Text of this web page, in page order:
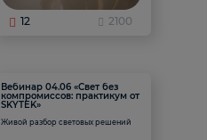
12 2100
Вебинар 04.06 «Свет без
компромиссов: практикум от
SKYTEK»
Живой разбор световых решений